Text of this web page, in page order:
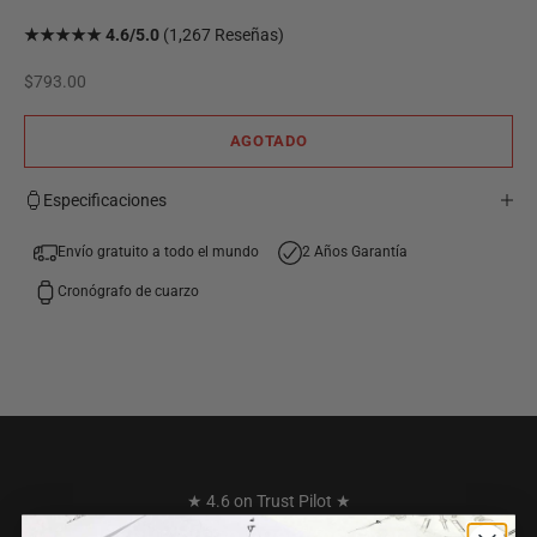
★★★★★ 4.6/5.0 (1,267 Reseñas)
Precio de oferta
$793.00
AGOTADO
Especificaciones
Envío gratuito a todo el mundo 2 Años Garantía
Cronógrafo de cuarzo
★ 4.6 on Trust Pilot ★